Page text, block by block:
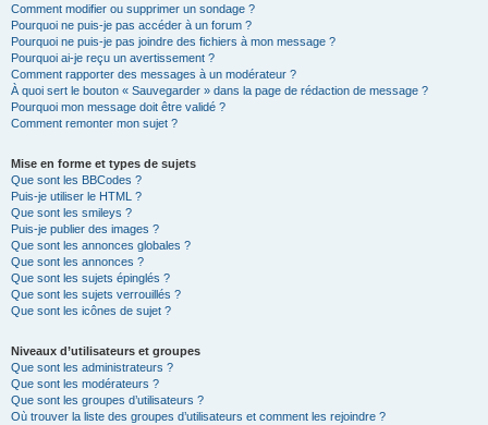
Comment modifier ou supprimer un sondage ?
Pourquoi ne puis-je pas accéder à un forum ?
Pourquoi ne puis-je pas joindre des fichiers à mon message ?
Pourquoi ai-je reçu un avertissement ?
Comment rapporter des messages à un modérateur ?
À quoi sert le bouton « Sauvegarder » dans la page de rédaction de message ?
Pourquoi mon message doit être validé ?
Comment remonter mon sujet ?
Mise en forme et types de sujets
Que sont les BBCodes ?
Puis-je utiliser le HTML ?
Que sont les smileys ?
Puis-je publier des images ?
Que sont les annonces globales ?
Que sont les annonces ?
Que sont les sujets épinglés ?
Que sont les sujets verrouillés ?
Que sont les icônes de sujet ?
Niveaux d’utilisateurs et groupes
Que sont les administrateurs ?
Que sont les modérateurs ?
Que sont les groupes d’utilisateurs ?
Où trouver la liste des groupes d’utilisateurs et comment les rejoindre ?